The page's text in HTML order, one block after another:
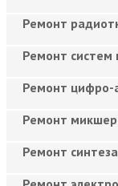
Ремонт
Ремонт систем
Ремонт цифро-
Ремонт
Ремонт